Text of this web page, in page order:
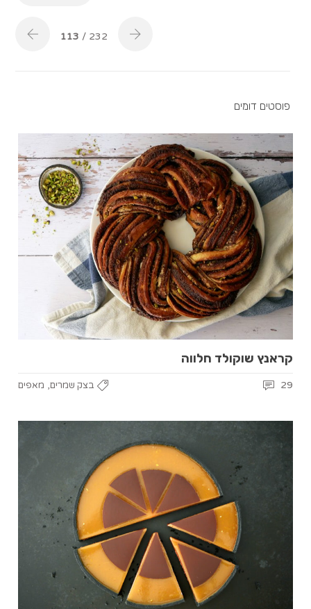
113 / 232
פוסטים דומים
קראנץ שוקולד חלווה
בצק שמרים, מאפים 29